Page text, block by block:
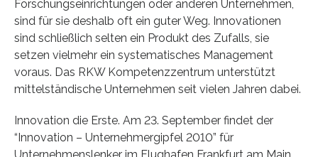
Forschungseinrichtungen oder anderen Unternehmen,
sind für sie deshalb oft ein guter Weg. Innovationen
sind schließlich selten ein Produkt des Zufalls, sie
setzen vielmehr ein systematisches Management
voraus. Das RKW Kompetenzzentrum unterstützt
mittelständische Unternehmen seit vielen Jahren dabei.
Innovation die Erste. Am 23. September findet der
“Innovation – Unternehmergipfel 2010” für
Unternehmenslenker im Flughafen Frankfurt am Main